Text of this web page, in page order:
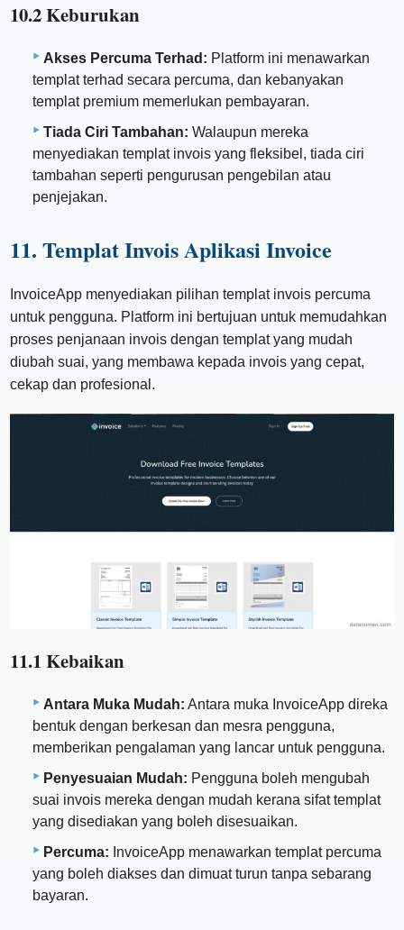
10.2 Keburukan
Akses Percuma Terhad: Platform ini menawarkan
templat terhad secara percuma, dan kebanyakan
templat premium memerlukan pembayaran.
Tiada Ciri Tambahan: Walaupun mereka
menyediakan templat invois yang fleksibel, tiada ciri
tambahan seperti pengurusan pengebilan atau
penjejakan.
11. Templat Invois Aplikasi Invoice
InvoiceApp menyediakan pilihan templat invois percuma
untuk pengguna. Platform ini bertujuan untuk memudahkan
proses penjanaan invois dengan templat yang mudah
diubah suai, yang membawa kepada invois yang cepat,
cekap dan profesional.
11.1 Kebaikan
Antara Muka Mudah: Antara muka InvoiceApp direka
bentuk dengan berkesan dan mesra pengguna,
memberikan pengalaman yang lancar untuk pengguna.
Penyesuaian Mudah: Pengguna boleh mengubah
suai invois mereka dengan mudah kerana sifat templat
yang disediakan yang boleh disesuaikan.
Percuma: InvoiceApp menawarkan templat percuma
yang boleh diakses dan dimuat turun tanpa sebarang
bayaran.